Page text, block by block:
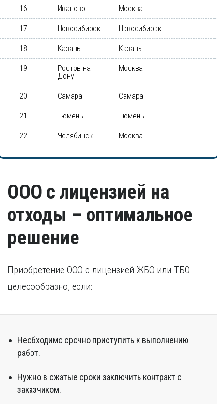
16 Иваново Москва
17 Новосибирск Новосибирск
18 Казань Казань
19
Ростов-на-
Дону
Москва
20 Самара Самара
21 Тюмень Тюмень
22 Челябинск Москва
ООО с лицензией на
отходы – оптимальное
решение
Приобретение ООО с лицензией ЖБО или ТБО
целесообразно, если:
Необходимо срочно приступить к выполнению
работ.
Нужно в сжатые сроки заключить контракт с
заказчиком.